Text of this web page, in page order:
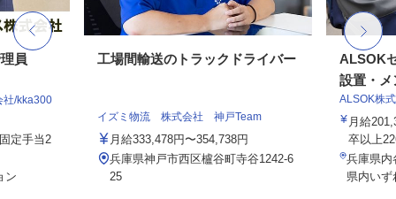
員
社/kka300
定手当2
ン
工場間輸送のトラックドライバー
イズミ物流 株式会社 神戸Team
月給333,478円〜354,738円
兵庫県神戸市西区櫨谷町寺谷1242-6
25
ALSOK
設置・メ
ALSOK株
月給
卒以上
兵庫県
県内いず